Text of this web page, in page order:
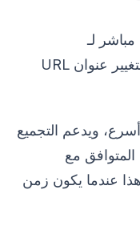
مباشر لـ
؛ قم بتغيير عنوان URL
ويدعم التجميع
مع
عندما يكون زمن